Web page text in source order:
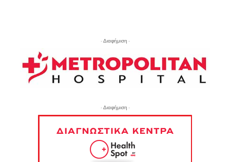
- Διαφήμιση -
- Διαφήμιση -